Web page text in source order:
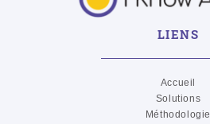
LIENS
Accueil
Solutions
Méthodologie